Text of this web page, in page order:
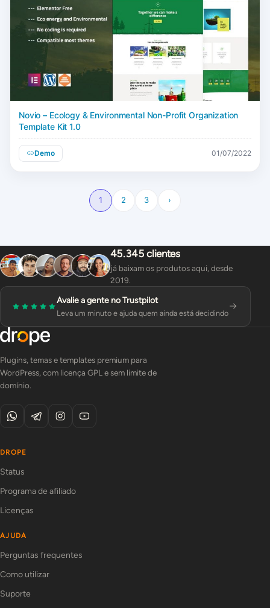
Novio – Ecology & Environmental Non-Profit Organization
Template Kit 1.0
Demo 01/07/2022
1 2 3 ›
45.345 clientes
já baixam os produtos aqui, desde
2019.
Avalie a gente no Trustpilot
Leva um minuto e ajuda quem ainda está decidindo
Plugins, temas e templates premium para
WordPress, com licença GPL e sem limite de
domínio.
DROPE
Status
Programa de afiliado
Licenças
AJUDA
Perguntas frequentes
Como utilizar
Suporte